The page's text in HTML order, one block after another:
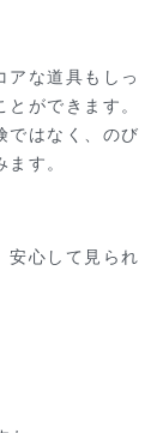
アな道具もしっ
ができます。
ではなく、のび
す。
安心して見られ